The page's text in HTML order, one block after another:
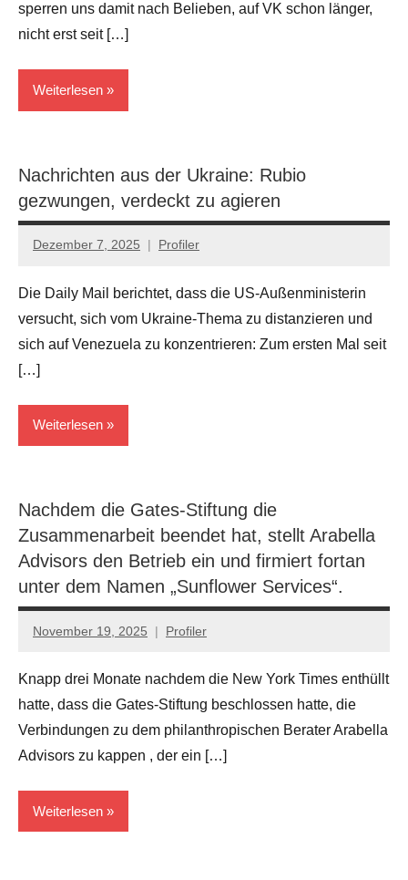
sperren uns damit nach Belieben, auf VK schon länger,
nicht erst seit […]
Weiterlesen
Nachrichten aus der Ukraine: Rubio
gezwungen, verdeckt zu agieren
Dezember 7, 2025 Profiler
Keine
Die Daily Mail berichtet, dass die US-Außenministerin
versucht, sich vom Ukraine-Thema zu distanzieren und
sich auf Venezuela zu konzentrieren: Zum ersten Mal seit
[…]
Weiterlesen
Politik
Nachdem die Gates-Stiftung die
Zusammenarbeit beendet hat, stellt Arabella
Advisors den Betrieb ein und firmiert fortan
unter dem Namen „Sunflower Services“.
November 19, 2025 Profiler
Keine
Knapp drei Monate nachdem die New York Times enthüllt
hatte, dass die Gates-Stiftung beschlossen hatte, die
Verbindungen zu dem philanthropischen Berater Arabella
Advisors zu kappen , der ein […]
Weiterlesen